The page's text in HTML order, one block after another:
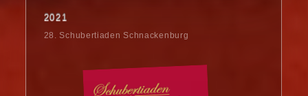
2021
28. Schubertiaden Schnackenburg